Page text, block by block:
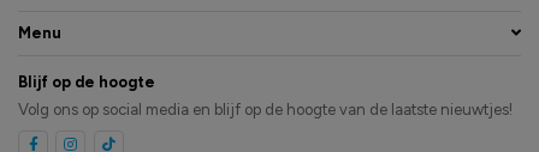
Menu
Blijf op de hoogte
Volg ons op social media en blijf op de hoogte van de laatste nieuwtjes!